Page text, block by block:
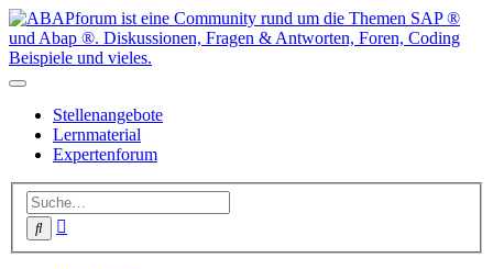
Stellenangebote
Lernmaterial
Expertenforum
Suche